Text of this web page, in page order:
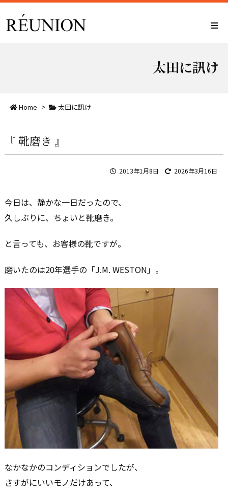
太田に訊け
Home > 太田に訊け
『 靴磨き 』
2013年1月8日 2026年3月16日
今日は、静かな一日だったので、
久しぶりに、ちょいと靴磨き。
と言っても、お客様の靴ですが。
磨いたのは20年選手の「J.M. WESTON」。
なかなかのコンディションでしたが、
さすがにいいモノだけあって、